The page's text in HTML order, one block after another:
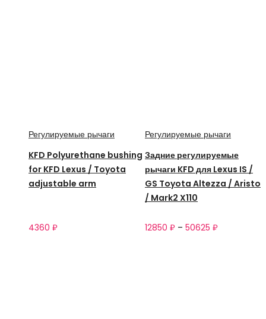
Регулируемые рычаги
KFD Polyurethane bushing
for KFD Lexus / Toyota
adjustable arm
4360 ₽
Регулируемые рычаги
Задние регулируемые
рычаги KFD для Lexus IS /
GS Toyota Altezza / Aristo
/ Mark2 X110
12850 ₽ – 50625 ₽